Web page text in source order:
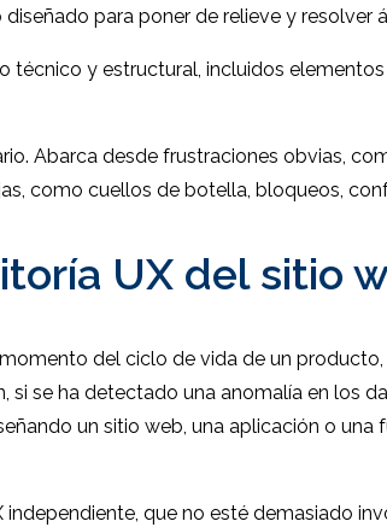
para poner de relieve y
técnico y estructural, incluidos
Abarca desde frustraciones obvias,
como cuellos de botella, bloqueos,
UX del sitio
del ciclo de vida de un
se ha detectado una anomalía en los
un sitio web, una aplicación o
que no esté demasiado